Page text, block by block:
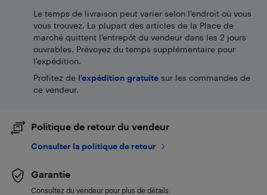
Le temps de livraison peut varier selon l'endroit où vous
vous trouvez. La plupart des articles de la Place de
marché quittent l’entrepôt du vendeur dans les 2 jours
ouvrables. Prévoyez du temps supplémentaire pour
l’expédition.
Profitez de l'expédition gratuite sur les commandes de
ce vendeur.
Politique de retour du vendeur
Consulter la politique de retour
Garantie
Consultez du vendeur pour plus de détails.